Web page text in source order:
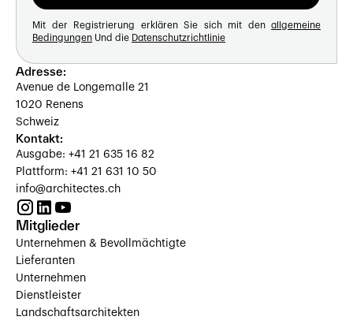
Mit der Registrierung erklären Sie sich mit den allgemeine
Bedingungen Und die Datenschutzrichtlinie
Adresse:
Avenue de Longemalle 21
1020 Renens
Schweiz
Kontakt:
Ausgabe: +41 21 635 16 82
Plattform: +41 21 631 10 50
info@architectes.ch
Mitglieder
Unternehmen & Bevollmächtigte
Lieferanten
Unternehmen
Dienstleister
Landschaftsarchitekten